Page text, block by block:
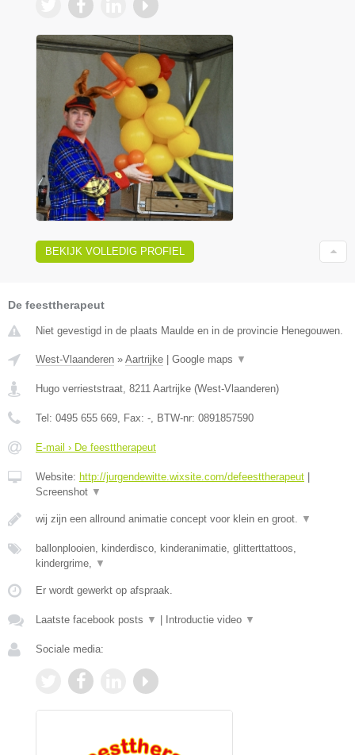
BEKIJK VOLLEDIG PROFIEL
De feesttherapeut
Niet gevestigd in de plaats Maulde en in de provincie Henegouwen.
West-Vlaanderen » Aartrijke | Google maps ▼
Hugo verrieststraat 8211 Aartrijke (West-Vlaanderen)
Tel: 0495 655 669 , Fax: - , BTW-nr: 0891857590
E-mail › De feesttherapeut
Website: http://jurgendewitte.wixsite.com/defeesttherapeut |
Screenshot ▼
wij zijn een allround animatie concept voor klein en groot. ▼
ballonplooien, kinderdisco, kinderanimatie, glitterttattoos,
kindergrime,
▼
Er wordt gewerkt op afspraak.
Laatste facebook posts ▼ | Introductie video ▼
Sociale media: